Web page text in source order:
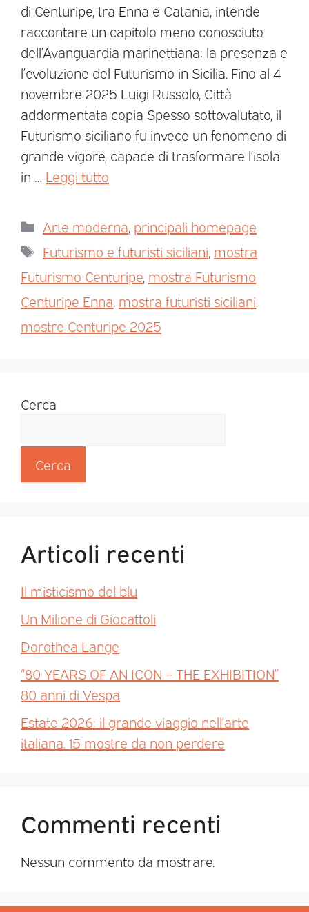
di Centuripe, tra Enna e Catania, intende
raccontare un capitolo meno conosciuto
dell’Avanguardia marinettiana: la presenza e
l’evoluzione del Futurismo in Sicilia. Fino al 4
novembre 2025 Luigi Russolo, Città
addormentata copia Spesso sottovalutato, il
Futurismo siciliano fu invece un fenomeno di
grande vigore, capace di trasformare l’isola
in … Leggi tutto
Arte moderna principali homepage
Futurismo e futuristi siciliani mostra
Futurismo Centuripe mostra Futurismo
Centuripe Enna mostra futuristi siciliani
mostre Centuripe 2025
Cerca
Cerca
Articoli recenti
Il misticismo del blu
Un Milione di Giocattoli
Dorothea Lange
“80 YEARS OF AN ICON – THE EXHIBITION”
80 anni di Vespa
Estate 2026: il grande viaggio nell’arte
italiana. 15 mostre da non perdere
Commenti recenti
Nessun commento da mostrare.